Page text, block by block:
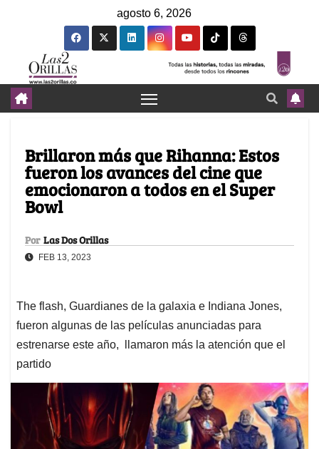
agosto 6, 2026
Brillaron más que Rihanna: Estos
fueron los avances del cine que
emocionaron a todos en el Super
Bowl
Por Las Dos Orillas
FEB 13, 2023
The flash, Guardianes de la galaxia e Indiana Jones,
fueron algunas de las películas anunciadas para
estrenarse este año, llamaron más la atención que el
partido